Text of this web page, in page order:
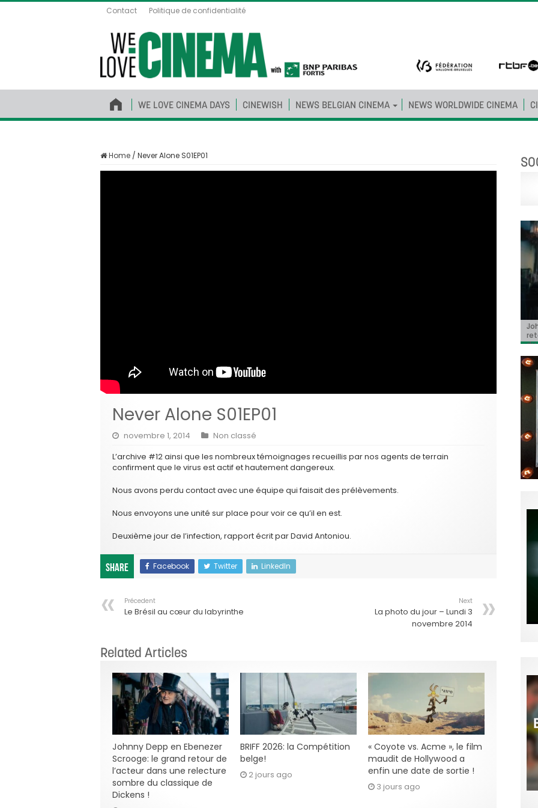
Contact Politique de confidentialité
WE LOVE CINEMA DAYS CINEWISH NEWS BELGIAN CINEMA NEWS WORLDWIDE CINEMA
Home / Never Alone S01EP01
Never Alone S01EP01
novembre 1, 2014
Non classé
L’archive #12 ainsi que les nombreux témoignages recueillis par nos agents de terrain
confirment que le virus est actif et hautement dangereux.
Nous avons perdu contact avec une équipe qui faisait des prélèvements.
Nous envoyons une unité sur place pour voir ce qu’il en est.
Deuxième jour de l’infection, rapport écrit par David Antoniou.
Share Facebook Twitter LinkedIn
Précedent
Le Brésil au cœur du labyrinthe
Next
La photo du jour – Lundi 3
novembre 2014
Related Articles
Johnny Depp en Ebenezer
Scrooge: le grand retour de
l’acteur dans une relecture
sombre du classique de
Dickens !
BRIFF 2026: la Compétition
belge!
2 jours ago
« Coyote vs. Acme », le film
maudit de Hollywood a
enfin une date de sortie !
3 jours ago
du
«
«